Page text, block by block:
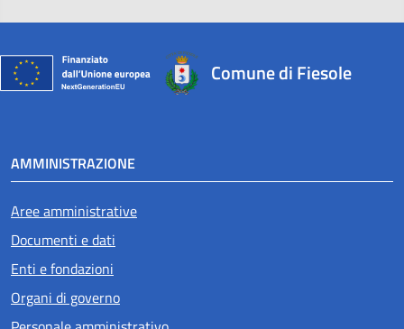
Comune di Fiesole
AMMINISTRAZIONE
Aree amministrative
Documenti e dati
Enti e fondazioni
Organi di governo